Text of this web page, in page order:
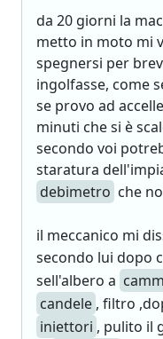
da 20 giorni la
metto in moto mi
spegnersi per
ingolfasse, come
se provo ad
minuti che si è
secondo voi
staratura
debimetro che
il meccanico mi
secondo lui dopo
sell'albero a
candele , filtro
iniettori , pulito il